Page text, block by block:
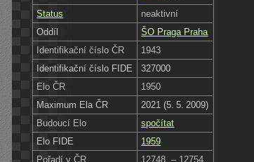
Status
neaktivní
Oddíl
ŠO Praga Praha
Identifikační číslo ČR
1943
Identifikační číslo FIDE
327000
Elo ČR
1950
Maximum Ela ČR
2021 (5. 5. 2009)
Budoucí Elo
spočítat
Elo FIDE
1959
Pořadí v ČR
12748. – 12754.